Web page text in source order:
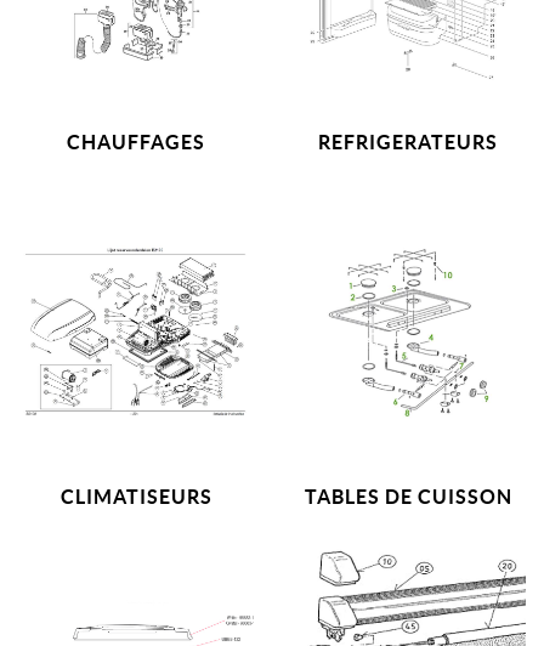
CHAUFFAGES REFRIGERATEURS
CLIMATISEURS TABLES DE CUISSON